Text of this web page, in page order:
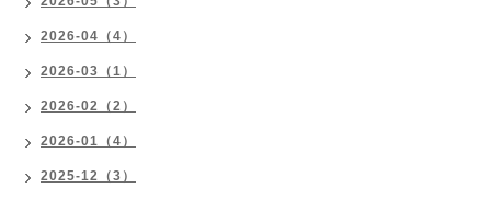
2026-04（4）
2026-03（1）
2026-02（2）
2026-01（4）
2025-12（3）